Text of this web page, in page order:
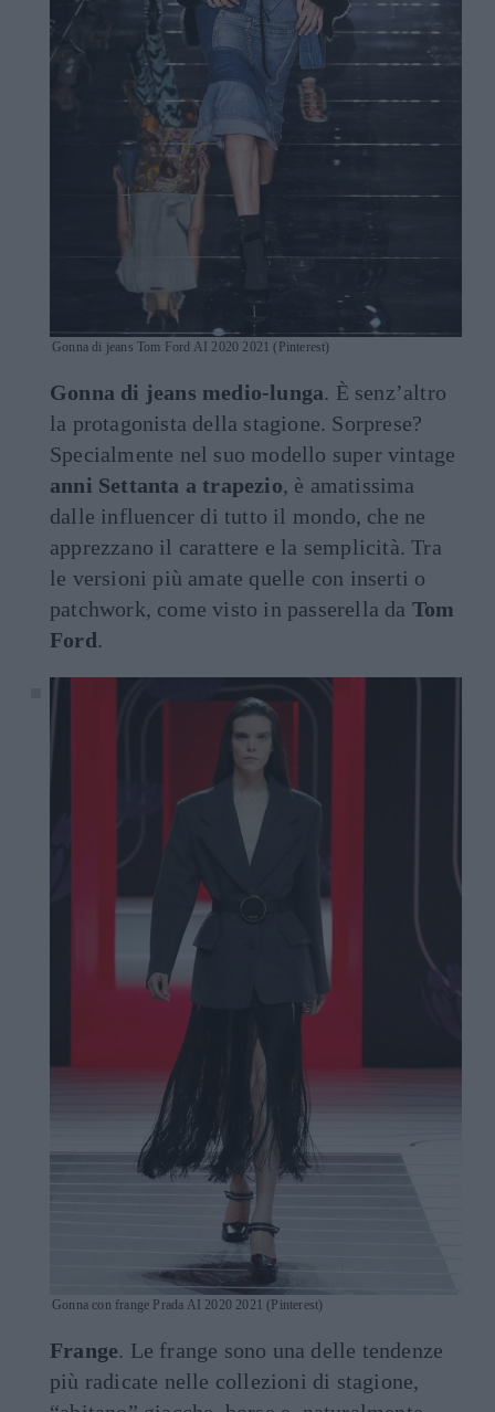
Gonna di jeans Tom Ford AI 2020 2021 (Pinterest)
Gonna di jeans medio-lunga. È senz’altro
la protagonista della stagione. Sorprese?
Specialmente nel suo modello super vintage
anni Settanta a trapezio, è amatissima
dalle influencer di tutto il mondo, che ne
apprezzano il carattere e la semplicità. Tra
le versioni più amate quelle con inserti o
patchwork, come visto in passerella da Tom
Ford.
Gonna con frange Prada AI 2020 2021 (Pinterest)
Frange. Le frange sono una delle tendenze
più radicate nelle collezioni di stagione,